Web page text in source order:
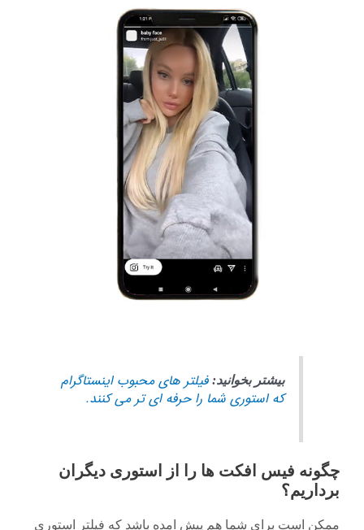
بیشتر بخوانید: فیلتر های محبوب اینستاگرام
که استوری شما را حرفه ای تر می کنند.
چگونه فیس افکت ها را از استوری دیگران
برداریم؟
ممکن است برای شما هم پیش امده باشد که فیلتر استوری